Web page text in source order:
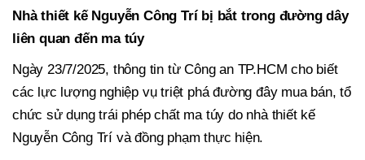
Nhà thiết kế Nguyễn Công Trí bị bắt trong đường dây
liên quan đến ma túy
Ngày 23/7/2025, thông tin từ Công an TP.HCM cho biết
các lực lượng nghiệp vụ triệt phá đường đây mua bán, tổ
chức sử dụng trái phép chất ma túy do nhà thiết kế
Nguyễn Công Trí và đồng phạm thực hiện.